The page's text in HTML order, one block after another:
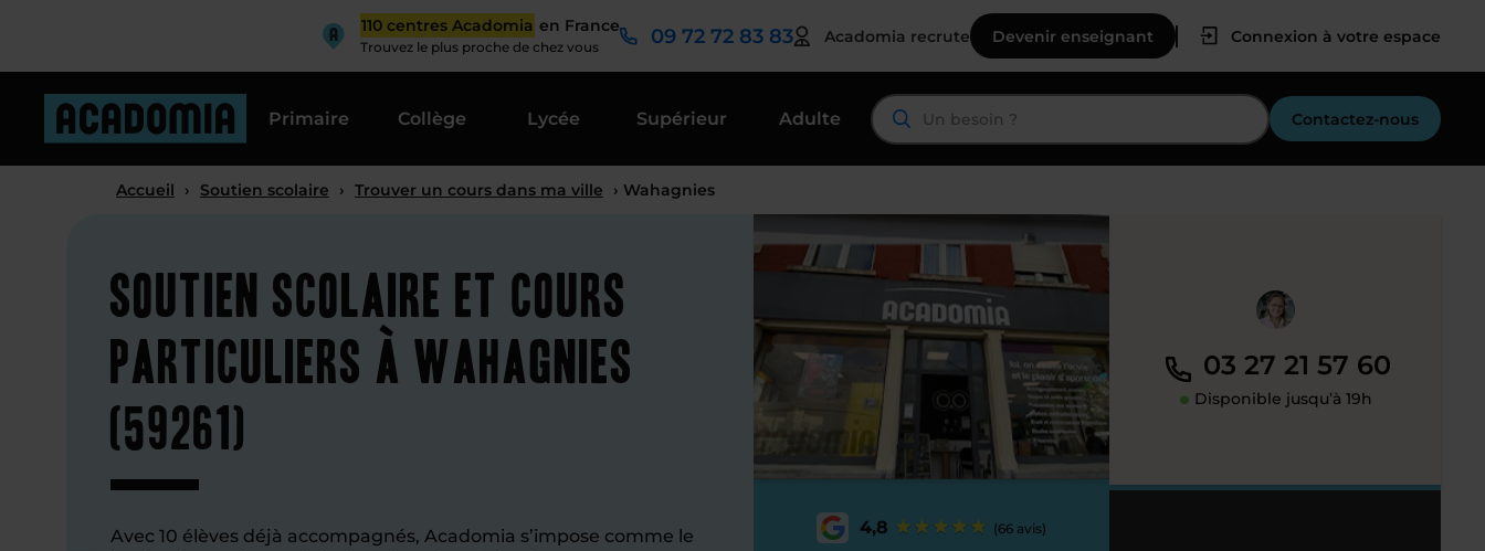
110 centres Acadomia en France
Trouvez le plus proche de chez vous 09 72 72 83 83 Acadomia recrute Devenir enseignant Connexion à votre espace
Primaire Collège Lycée Supérieur Adulte Contactez-nous
Accueil › Soutien scolaire › Trouver un cours dans ma ville › Wahagnies
Soutien scolaire et cours
particuliers à Wahagnies
(59261)
Avec 10 élèves déjà accompagnés, Acadomia s’impose comme le
4,8 (66 avis)
03 27 21 57 60
Disponible jusqu’à 19h